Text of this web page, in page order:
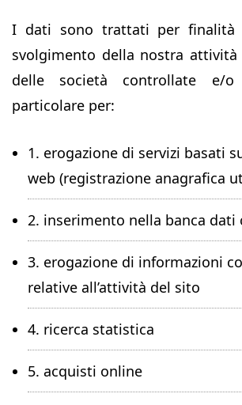
I dati sono trattati per finalità
svolgimento della nostra
delle società controllate e/
particolare per:
1. erogazione di servizi basati
web (registrazione anagrafica
2. inserimento nella banca dati
3. erogazione di informazioni
relative all’attività del sito
4. ricerca statistica
5. acquisti online